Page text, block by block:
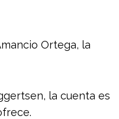
Ortega, la
la cuenta es